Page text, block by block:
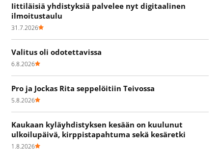
Iittiläisiä yhdistyksiä palvelee nyt digitaalinen
ilmoitustaulu
31.7.2026
Valitus oli odotettavissa
6.8.2026
Pro ja Jockas Rita seppelöitiin Teivossa
5.8.2026
Kaukaan kyläyhdistyksen kesään on kuulunut
ulkoilupäivä, kirppistapahtuma sekä kesäretki
1.8.2026